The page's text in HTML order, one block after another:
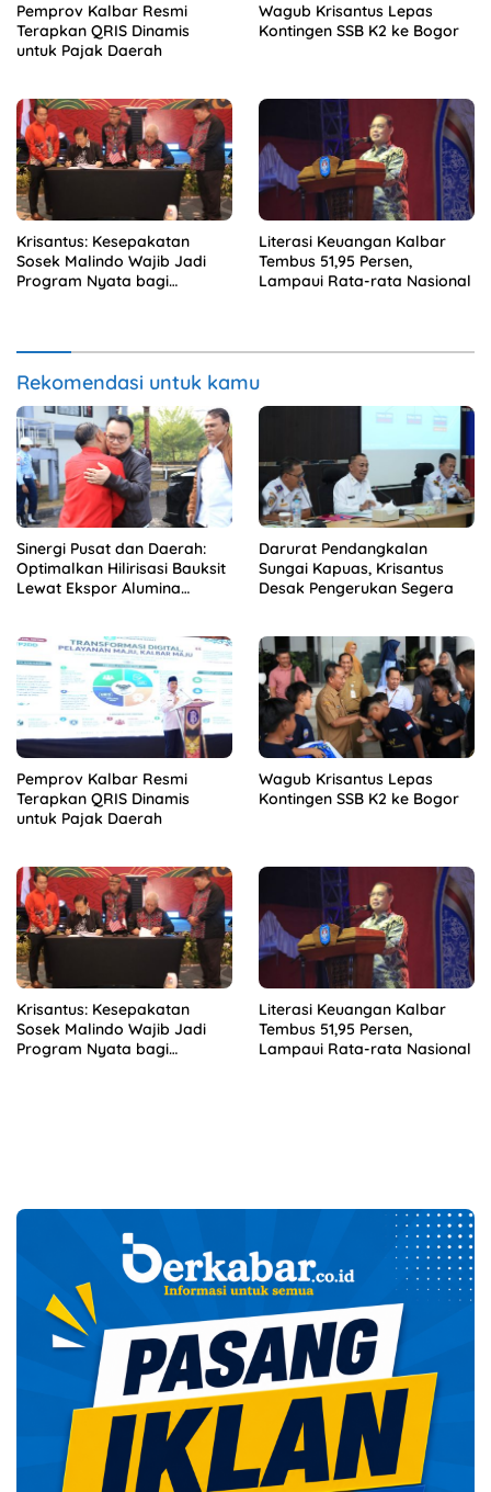
Pemprov Kalbar Resmi
Terapkan QRIS Dinamis
untuk Pajak Daerah
Wagub Krisantus Lepas
Kontingen SSB K2 ke Bogor
Krisantus: Kesepakatan
Sosek Malindo Wajib Jadi
Program Nyata bagi
Literasi Keuangan Kalbar
Tembus 51,95 Persen,
Lampaui Rata-rata Nasional
Rekomendasi untuk kamu
Sinergi Pusat dan Daerah:
Optimalkan Hilirisasi Bauksit
Lewat Ekspor Alumina
Darurat Pendangkalan
Sungai Kapuas, Krisantus
Desak Pengerukan Segera
Pemprov Kalbar Resmi
Terapkan QRIS Dinamis
untuk Pajak Daerah
Wagub Krisantus Lepas
Kontingen SSB K2 ke Bogor
Krisantus: Kesepakatan
Sosek Malindo Wajib Jadi
Program Nyata bagi
Literasi Keuangan Kalbar
Tembus 51,95 Persen,
Lampaui Rata-rata Nasional